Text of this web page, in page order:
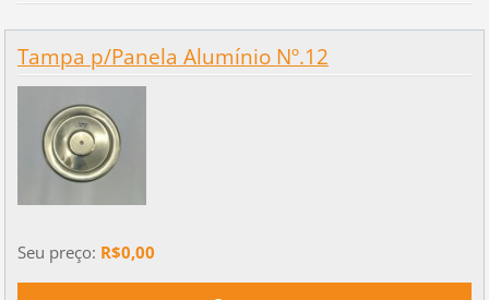
Tampa p/Panela Alumínio Nº.12
Seu preço: R$0,00